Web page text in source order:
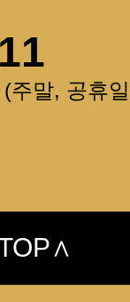
주말, 공휴